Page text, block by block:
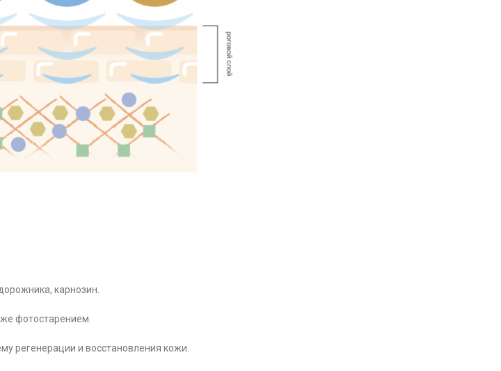
карнозин.
фотостарением.
регенерации и восстановления кожи.